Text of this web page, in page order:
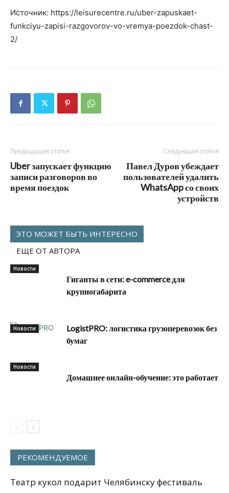
Источник: https://leisurecentre.ru/uber-zapuskaet-
funkciyu-zapisi-razgovorov-vo-vremya-poezdok-chast-
2/
Предыдущая статья
Uber запускает функцию
записи разговоров во
время поездок
Следующая статья
Павел Дуров убеждает
пользователей удалить
WhatsApp со своих
устройств
ЭТО МОЖЕТ БЫТЬ ИНТЕРЕСНО
ЕЩЕ ОТ АВТОРА
Новости
Гиганты в сети: e-commerce для
крупногабарита
Новости
LogistPRO: логистика грузоперевозок без
бумаг
Новости
Домашнее онлайн-обучение: это работает
РЕКОМЕНДУЕМОЕ
Театр кукол подарит Челябинску фестиваль